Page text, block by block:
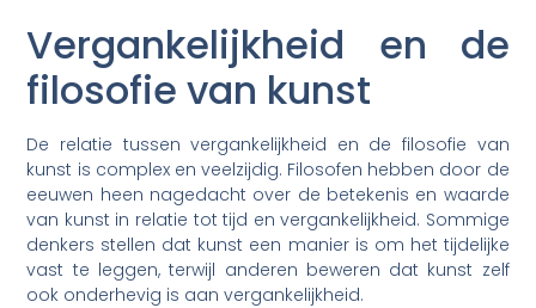
Vergankelijkheid en de
filosofie van kunst
De relatie tussen vergankelijkheid en de filosofie van
kunst is complex en veelzijdig. Filosofen hebben door de
eeuwen heen nagedacht over de betekenis en waarde
van kunst in relatie tot tijd en vergankelijkheid. Sommige
denkers stellen dat kunst een manier is om het tijdelijke
vast te leggen, terwijl anderen beweren dat kunst zelf
ook onderhevig is aan vergankelijkheid.